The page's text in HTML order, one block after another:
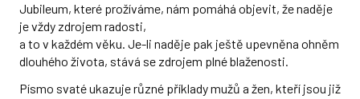
Jubileum, které prožíváme, nám pomáhá objevit, že naděje
je vždy zdrojem radosti,
a to v každém věku. Je-li naděje pak ještě upevněna ohněm
dlouhého života, stává se zdrojem plné blaženosti.
Písmo svaté ukazuje různé příklady mužů a žen, kteří jsou již